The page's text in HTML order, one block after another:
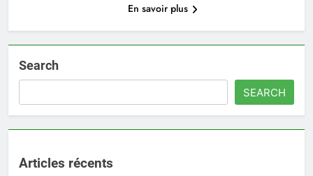
En savoir plus
Search
SEARCH
Articles récents